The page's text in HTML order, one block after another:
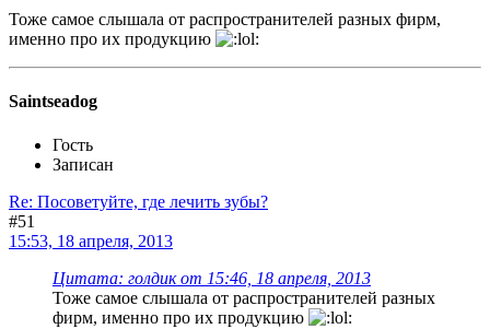
Тоже самое слышала от распространителей разных фирм,
именно про их продукцию
Saintseadog
Гость
Записан
Re: Посоветуйте, где лечить зубы?
#51
15:53, 18 апреля, 2013
Цитата: голдик от 15:46, 18 апреля, 2013
Тоже самое слышала от распространителей разных
фирм, именно про их продукцию